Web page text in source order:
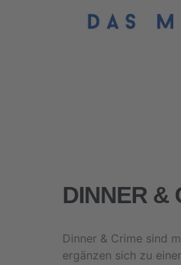
DINNER &
Dinner & Crime sind
ergänzen sich zu